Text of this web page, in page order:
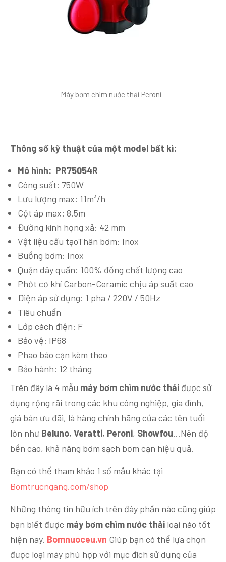
Máy bơm chìm nước thải Peroni
Thông số kỹ thuật của một model bất kì:
Mô hình: PR75054R
Công suất: 750W
Lưu lượng max: 11m³/h
Cột áp max: 8.5m
Đường kính họng xả: 42 mm
Vật liệu cấu tạoThân bơm: Inox
Buồng bơm: Inox
Quận dây quấn: 100% đồng chất lượng cao
Phớt cơ khí Carbon-Ceramic chịu áp suất cao
Điện áp sử dụng: 1 pha / 220V / 50Hz
Tiêu chuẩn
Lớp cách điện: F
Bảo vệ: IP68
Phao báo cạn kèm theo
Bảo hành: 12 tháng
Trên đây là 4 mẫu máy bơm chìm nước thải được sử
dụng rộng rãi trong các khu công nghiệp, gia đình,
giá bán ưu đãi, là hàng chính hãng của các tên tuổi
lớn như Beluno, Veratti, Peroni, Showfou…Nên độ
bền cao, khả năng bơm sạch bơm cạn hiệu quả.
Bạn có thể tham khảo 1 số mẫu khác tại
Bomtrucngang.com/shop
Những thông tin hữu ích trên đây phần nào cũng giúp
bạn biết được máy bơm chìm nước thải loại nào tốt
hiện nay. Bomnuoceu.vn Giúp bạn có thể lựa chọn
được loại máy phù hợp với mục đích sử dụng của